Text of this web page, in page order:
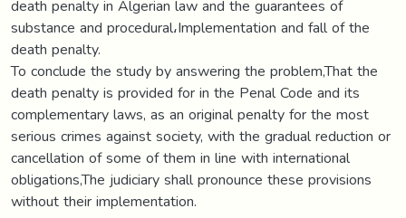
death penalty in Algerian law and the guarantees of
substance and procedural،Implementation and fall of the
death penalty.
To conclude the study by answering the problem,That the
death penalty is provided for in the Penal Code and its
complementary laws, as an original penalty for the most
serious crimes against society, with the gradual reduction or
cancellation of some of them in line with international
obligations,The judiciary shall pronounce these provisions
without their implementation.